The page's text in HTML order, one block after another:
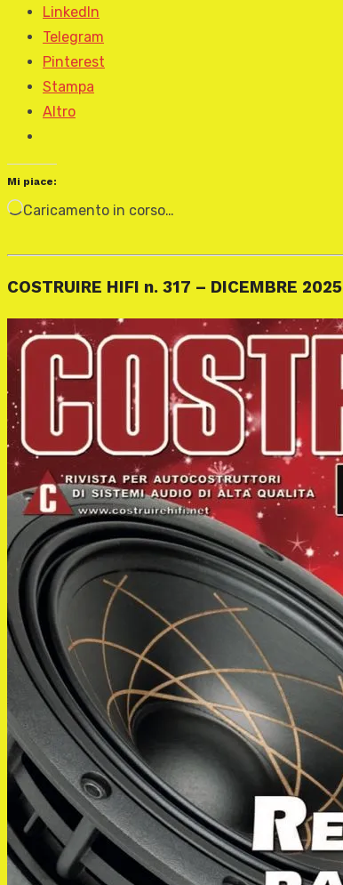
LinkedIn
Telegram
Pinterest
Stampa
Altro
Mi piace:
Caricamento in corso…
COSTRUIRE HIFI n. 317 – DICEMBRE 2025